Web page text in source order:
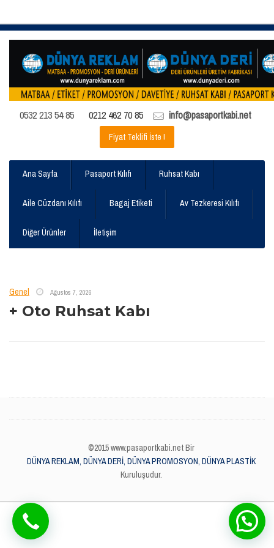
0532 213 54 85 0212 462 70 85 info@pasaportkabi.net
Fiyat Teklifi İste !
Ana Sayfa Pasaport Kılıfı Ruhsat Kabı
Aile Cüzdanı Kılıfı Bagaj Etiketi Av Tezkeresi Kılıfı
Diğer Ürünler İletişim
Genel Ağustos 7, 2026
+ Oto Ruhsat Kabı
©2015 www.pasaportkabi.net Bir
DÜNYA REKLAM, DÜNYA DERİ, DÜNYA PROMOSYON, DÜNYA PLASTİK
Kuruluşudur.